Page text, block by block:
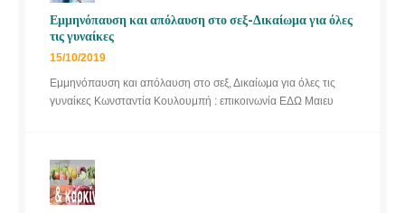
Εμμηνόπαυση και απόλαυση στο σεξ-Δικαίωμα για όλες
τις γυναίκες
15/10/2019
Εμμηνόπαυση και απόλαυση στο σεξ, Δικαίωμα για όλες τις
γυναίκες Κωνσταντία Κουλουμπή : επικοινωνία ΕΔΩ Μαιευ